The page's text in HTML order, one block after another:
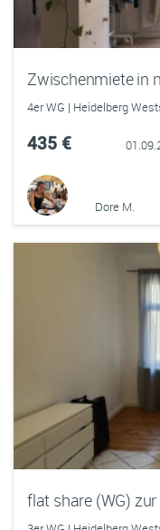
Zwischenmiete in
4er WG | Heidelberg
435 €
Dore M.